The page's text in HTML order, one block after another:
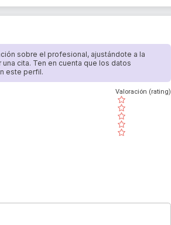
sobre el profesional, ajustándote a la
cita. Ten en cuenta que los datos
este perfil.
( )
( )
( )
( )
( )
Valoración (rating)